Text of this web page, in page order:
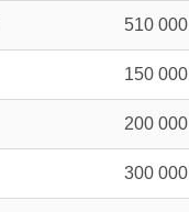
510 000
150 000
200 000
300 000